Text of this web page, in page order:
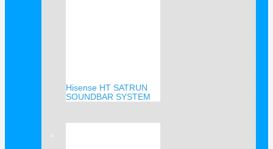
Hisense HT SATRUN
SOUNDBAR SYSTEM